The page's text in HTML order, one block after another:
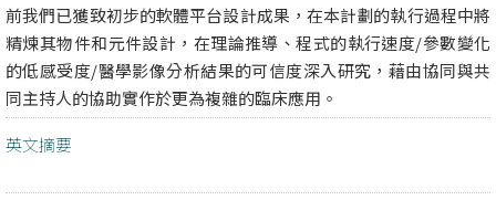
前我們已獲致初步的軟體平台設計成果，在本計劃的執行過程中將
精煉其物件和元件設計，在理論推導、程式的執行速度/參數變化
的低感受度/醫學影像分析結果的可信度深入研究，藉由協同與共
同主持人的協助實作於更為複雜的臨床應用。
英文摘要